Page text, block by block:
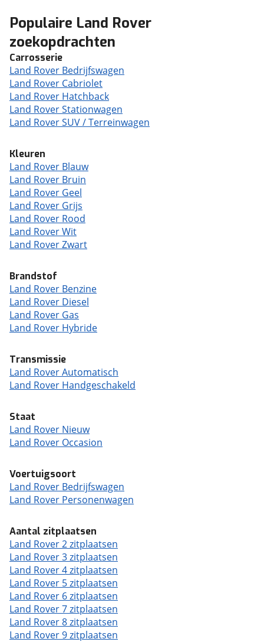
Populaire Land Rover
zoekopdrachten
Carrosserie
Land Rover Bedrijfswagen
Land Rover Cabriolet
Land Rover Hatchback
Land Rover Stationwagen
Land Rover SUV / Terreinwagen
Kleuren
Land Rover Blauw
Land Rover Bruin
Land Rover Geel
Land Rover Grijs
Land Rover Rood
Land Rover Wit
Land Rover Zwart
Brandstof
Land Rover Benzine
Land Rover Diesel
Land Rover Gas
Land Rover Hybride
Transmissie
Land Rover Automatisch
Land Rover Handgeschakeld
Staat
Land Rover Nieuw
Land Rover Occasion
Voertuigsoort
Land Rover Bedrijfswagen
Land Rover Personenwagen
Aantal zitplaatsen
Land Rover 2 zitplaatsen
Land Rover 3 zitplaatsen
Land Rover 4 zitplaatsen
Land Rover 5 zitplaatsen
Land Rover 6 zitplaatsen
Land Rover 7 zitplaatsen
Land Rover 8 zitplaatsen
Land Rover 9 zitplaatsen